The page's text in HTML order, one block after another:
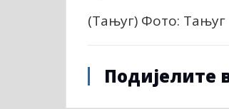
(Тањуг) Фото: Тањуг
Подијелите